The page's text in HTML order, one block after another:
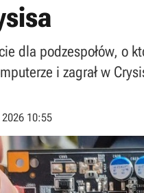
dla podzespołów, o
i zagrał w
10:55